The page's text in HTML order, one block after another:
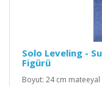
Solo Leveling -
Figürü
Boyut: 24 cm